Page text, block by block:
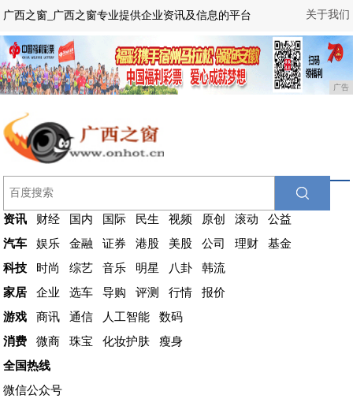
关于我们
广西之窗_广西之窗专业提供企业资讯及信息的平台
广告
资讯 财经 国内 国际 民生 视频 原创 滚动
公益
汽车
娱乐 金融 证券 港股 美股 公司 理财
基金
科技
时尚 综艺 音乐 明星 八卦
韩流
家居
企业 选车 导购 评测 行情
报价
游戏
商讯 通信 人工智能
数码
消费
微商 珠宝 化妆护肤
瘦身
全国热线
微信公众号